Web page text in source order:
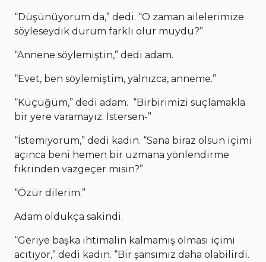
“Düşünüyorum da,” dedi. “O zaman ailelerimize
söyleseydik durum farklı olur muydu?”
“Annene söylemiştin,” dedi adam.
“Evet, ben söylemiştim, yalnızca, anneme.”
“Küçüğüm,” dedi adam. “Birbirimizi suçlamakla
bir yere varamayız. İstersen-”
“İstemiyorum,” dedi kadın. “Sana biraz olsun içimi
açınca beni hemen bir uzmana yönlendirme
fikrinden vazgeçer misin?”
“Özür dilerim.”
Adam oldukça sakindi.
“Geriye başka ihtimalin kalmamış olması içimi
acıtıyor,” dedi kadın. “Bir şansımız daha olabilirdi.